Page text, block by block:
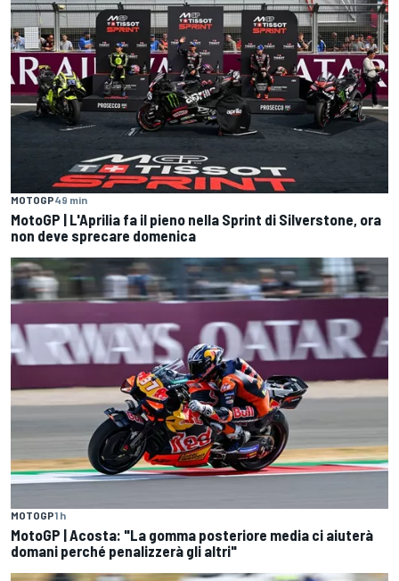
MOTOGP49 min
MotoGP | L'Aprilia fa il pieno nella Sprint di Silverstone, ora
non deve sprecare domenica
MOTOGP1 h
MotoGP | Acosta: "La gomma posteriore media ci aiuterà
domani perché penalizzerà gli altri"